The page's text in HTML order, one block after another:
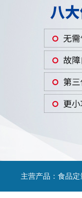
主营产品：食品